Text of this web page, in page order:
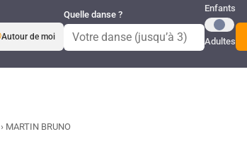
Autour de moi
Quelle danse ?
Enfants
Adultes
› MARTIN BRUNO